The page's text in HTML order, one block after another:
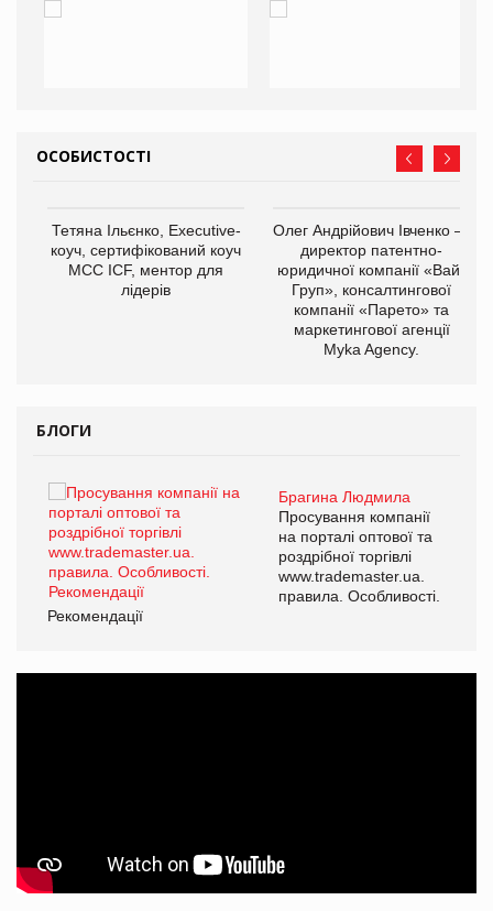
ОСОБИСТОСТІ
Тетяна Ільєнко, Executive-
коуч, сертифікований коуч
МСС ICF, ментор для
лідерів
Олег Андрійович Івченко —
директор патентно-
юридичної компанії «Вайз
Груп», консалтингової
компанії «Парето» та
маркетингової агенції
Myka Agency.
БЛОГИ
Брагина Людмила
Просування компанії
на порталі оптової та
роздрібної торгівлі
www.trademaster.ua.
правила. Особливості.
Рекомендації